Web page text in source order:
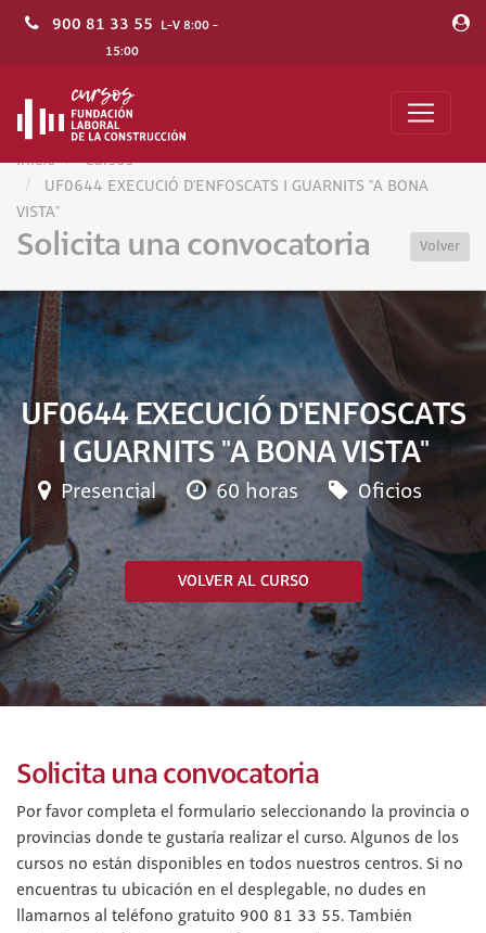
900 81 33 55 L-V 8:00 -
15:00
Inicio
Cursos
UF0644 EXECUCIÓ D'ENFOSCATS I GUARNITS "A BONA
VISTA"
Solicita una convocatoria Volver
UF0644 EXECUCIÓ D'ENFOSCATS
I GUARNITS "A BONA VISTA"
Presencial 60 horas Oficios
VOLVER AL CURSO
Solicita una convocatoria
Por favor completa el formulario seleccionando la provincia o
provincias donde te gustaría realizar el curso. Algunos de los
cursos no están disponibles en todos nuestros centros. Si no
encuentras tu ubicación en el desplegable, no dudes en
llamarnos al teléfono gratuito 900 81 33 55. También